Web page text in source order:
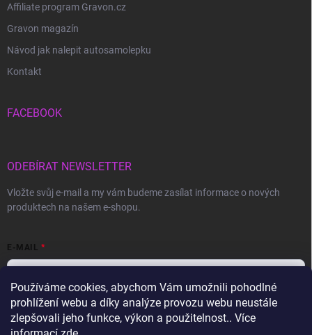
Používáme cookies, abychom Vám umožnili pohodlné
prohlížení webu a díky analýze provozu webu neustále
zlepšovali jeho funkce, výkon a použitelnost.. Více
Affiliate program Gravon.cz
Gravon magazín
Návod jak nalepit autosamolepku
Kontakt
FACEBOOK
ODEBÍRAT NEWSLETTER
Vložte svůj e-mail a my vám budeme zasílat informace o nových
produktech na našem e-shopu.
E-MAIL
Vložením e-mailu souhlasíte spodmínkami ochrany osobních údajů